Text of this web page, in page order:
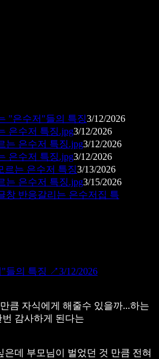
"은수저"들의 특징3/12/2026
은수저 특징.jpg3/12/2026
는 은수저 특징.jpg3/12/2026
은수저 특징.jpg3/12/2026
르는 은수저 특징3/13/2026
는 은수저 특징.jpg3/15/2026
창 반응갈리는 은수저집 특
들의 특징 ↗3/12/2026
큼 자식에게 해줄수 있을까...하는
감사하게 된다는
은데 부모님이 벌었던 것 만큼 전혀